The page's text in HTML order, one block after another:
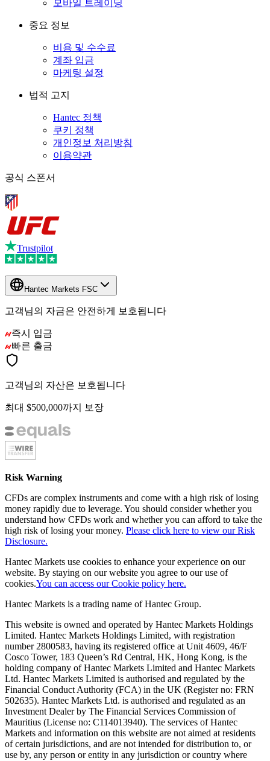
모바일 트레이딩
중요 정보
비용 및 수수료
계좌 입금
마케팅 설정
법적 고지
Hantec 정책
쿠키 정책
개인정보 처리방침
이용약관
공식 스폰서
Trustpilot
Hantec Markets FSC
고객님의 자금은 안전하게 보호됩니다
즉시 입금
빠른 출금
고객님의 자산은 보호됩니다
최대 $500,000까지 보장
Risk Warning
CFDs are complex instruments and come with a high risk of losing
money rapidly due to leverage. You should consider whether you
understand how CFDs work and whether you can afford to take the
high risk of losing your money. Please click here to view our Risk
Disclosure.
Hantec Markets use cookies to enhance your experience on our
website. By staying on our website you agree to our use of
cookies.You can access our Cookie policy here.
Hantec Markets is a trading name of Hantec Group.
This website is owned and operated by Hantec Markets Holdings
Limited. Hantec Markets Holdings Limited, with registration
number 2800583, having its registered office at Unit 4609, 46/F
Cosco Tower, 183 Queen’s Rd Central, HK, Hong Kong, is the
holding company of Hantec Markets Limited and Hantec Markets
Ltd. Hantec Markets Limited is authorised and regulated by the
Financial Conduct Authority (FCA) in the UK (Register no: FRN
502635). Hantec Markets Ltd. is authorised and regulated as an
Investment Dealer by The Financial Services Commission of
Mauritius (License no: C114013940). The services of Hantec
Markets and information on this website are not aimed at residents
of certain jurisdictions, and are not intended for distribution to, or
use by, any person or entity in any jurisdiction or country where